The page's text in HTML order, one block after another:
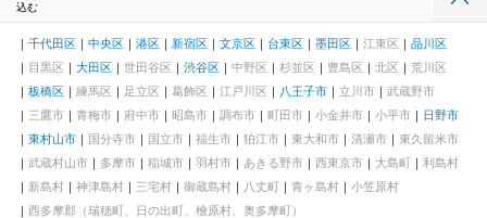
込む
千代田区 中央区 港区 新宿区 文京区 台東区 墨田区 江東区
品川区
目黒区
大田区 世田谷区 渋谷区 中野区 杉並区 豊島区 北区
荒川区
板橋区
練馬区 足立区 葛飾区 江戸川区 八王子市 立川市
武蔵野市
三鷹市
青梅市 府中市 昭島市 調布市 町田市 小金井市 小平市
日野市
東村山市
国分寺市 国立市 福生市 狛江市 東大和市 清瀬市
東久留米市
武蔵村山市
多摩市 稲城市 羽村市 あきる野市 西東京市 大島町
利島村
新島村
神津島村 三宅村 御蔵島村 八丈町 青ヶ島村
小笠原村
西多摩郡（瑞穂町、日の出町、檜原村、奥多摩町）